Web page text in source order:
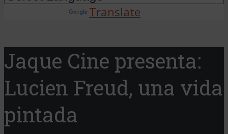
Translate
Jaque Cine presenta:
Lucien Freud, una vida
pintada